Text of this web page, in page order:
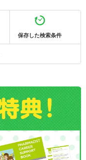
保存した検索条件